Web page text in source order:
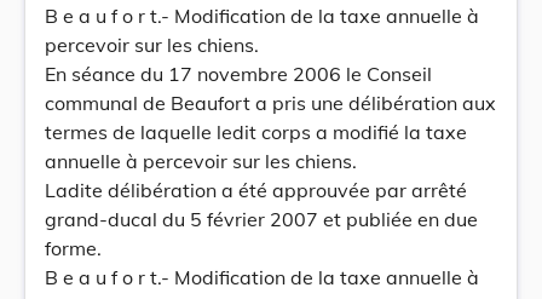
B e a u f o r t.- Modification de la taxe annuelle à
percevoir sur les chiens.
En séance du 17 novembre 2006 le Conseil
communal de Beaufort a pris une délibération aux
termes de laquelle ledit corps a modifié la taxe
annuelle à percevoir sur les chiens.
Ladite délibération a été approuvée par arrêté
grand-ducal du 5 février 2007 et publiée en due
forme.
B e a u f o r t.- Modification de la taxe annuelle à